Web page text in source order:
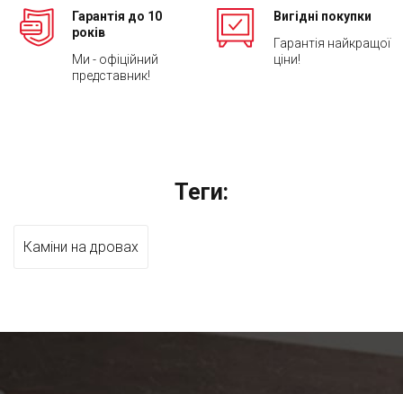
Гарантія до 10
років
Ми - офіційний
представник!
Вигідні покупки
Гарантія найкращої
ціни!
Теги:
Каміни на дровах